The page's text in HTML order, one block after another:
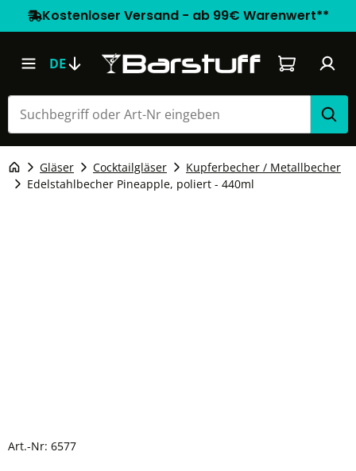
Kostenloser Versand - ab 99€ Warenwert**
DE Warenkorb
Gläser Cocktailgläser
Kupferbecher / Metallbecher
Edelstahlbecher Pineapple, poliert - 440ml
Art.-Nr: 6577